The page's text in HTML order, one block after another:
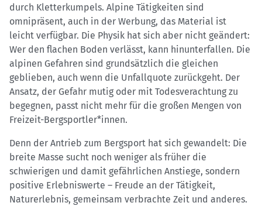
durch Kletterkumpels. Alpine Tätigkeiten sind
omnipräsent, auch in der Werbung, das Material ist
leicht verfügbar. Die Physik hat sich aber nicht geändert:
Wer den flachen Boden verlässt, kann hinunterfallen. Die
alpinen Gefahren sind grundsätzlich die gleichen
geblieben, auch wenn die Unfallquote zurückgeht. Der
Ansatz, der Gefahr mutig oder mit Todesverachtung zu
begegnen, passt nicht mehr für die großen Mengen von
Freizeit-Bergsportler*innen.
Denn der Antrieb zum Bergsport hat sich gewandelt: Die
breite Masse sucht noch weniger als früher die
schwierigen und damit gefährlichen Anstiege, sondern
positive Erlebniswerte – Freude an der Tätigkeit,
Naturerlebnis, gemeinsam verbrachte Zeit und anderes.